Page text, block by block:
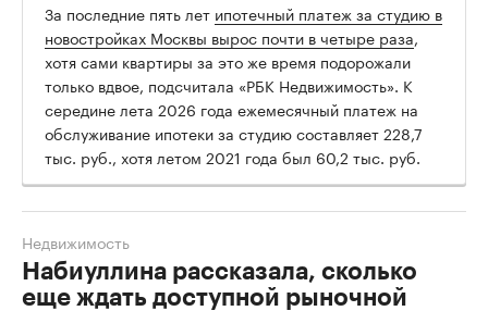
За последние пять лет ипотечный платеж за студию в
новостройках Москвы вырос почти в четыре раза,
хотя сами квартиры за это же время подорожали
только вдвое, подсчитала «РБК Недвижимость». К
середине лета 2026 года ежемесячный платеж на
обслуживание ипотеки за студию составляет 228,7
тыс. руб., хотя летом 2021 года был 60,2 тыс. руб.
Набиуллина рассказала, сколько
еще ждать доступной рыночной
Недвижимость